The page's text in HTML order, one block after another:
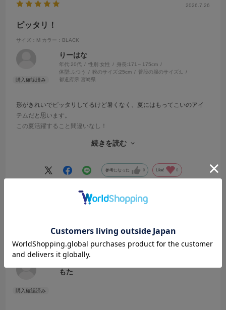
2026.7.26
ピッタリ！
サイズ：M カラー：BLACK
りーはな
年代:20代 性別:女性 身長:171～175cm
体型: ふつう 靴のサイズ:25cm 普段の服のサイズ:L
都道府県:宮崎県
形がきれいでピッタリしてるけど暑くなく、夏にはもってこいのアイ
テムだと思います。
この夏活躍すること間違いなし！
店員さんの対応も丁寧で優しいく、嬉しかったです。
ありがとうございました😊
続きを読む
参考になった 0 Like! 0
2026.7.15
痩せて見える！！
サイズ：M カラー：IVORY
もた